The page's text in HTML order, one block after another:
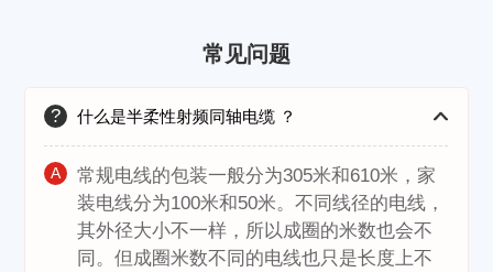
常见问题
? 什么是半柔性射频同轴电缆 ？
A
常规电线的包装一般分为305米和610米，家
装电线分为100米和50米。不同线径的电线，
其外径大小不一样，所以成圈的米数也会不
同。但成圈米数不同的电线也只是长度上不